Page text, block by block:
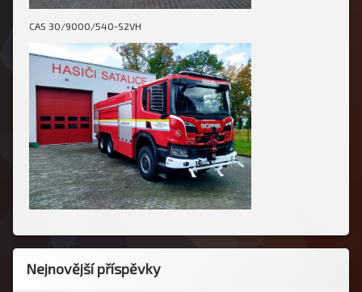
CAS 30/9000/540-S2VH
Nejnovější příspěvky